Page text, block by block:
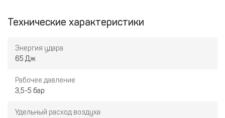
Технические характеристики
Энергия удара
65 Дж
Рабочее давление
3,5-5 бар
Удельный расход воздуха